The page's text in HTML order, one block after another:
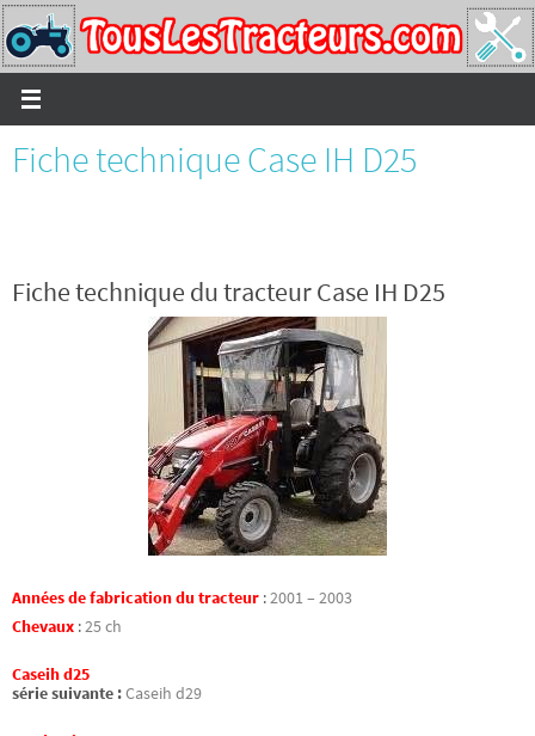
Passer
vers
le
contenu
Fiche technique Case IH D25
Fiche technique du tracteur Case IH D25
Années de fabrication du tracteur :2001 – 2003
Chevaux :25 ch
Caseih d25
série suivante :Caseih d29